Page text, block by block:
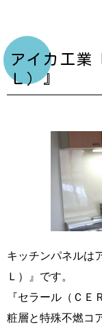
アイカ工業
Ｌ）』
キッチンパネルは
Ｌ）』です。
『セラール（Ｃ
粧層と特殊不燃コ